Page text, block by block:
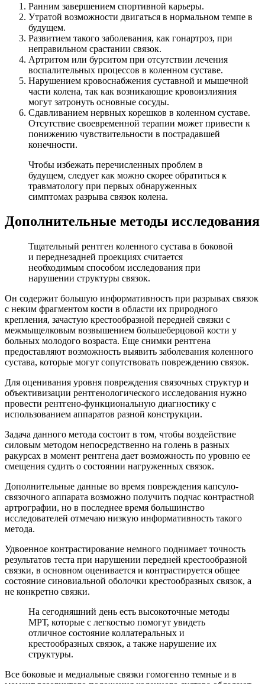
Ранним завершением спортивной карьеры.
Утратой возможности двигаться в нормальном темпе в
будущем.
Развитием такого заболевания, как гонартроз, при
неправильном срастании связок.
Артритом или бурситом при отсутствии лечения
воспалительных процессов в коленном суставе.
Нарушением кровоснабжения суставной и мышечной
части колена, так как возникающие кровоизлияния
могут затронуть основные сосуды.
Сдавливанием нервных корешков в коленном суставе.
Отсутствие своевременной терапии может привести к
понижению чувствительности в пострадавшей
конечности.
Чтобы избежать перечисленных проблем в
будущем, следует как можно скорее обратиться к
травматологу при первых обнаруженных
симптомах разрыва связок колена.
Дополнительные методы исследования
Тщательный рентген коленного сустава в боковой
и переднезадней проекциях считается
необходимым способом исследования при
нарушении структуры связок.
Он содержит большую информативность при разрывах связок
с неким фрагментом кости в области их природного
крепления, зачастую крестообразной передней связки с
межмыщелковым возвышением большеберцовой кости у
больных молодого возраста. Еще снимки рентгена
предоставляют возможность выявить заболевания коленного
сустава, которые могут сопутствовать повреждению связок.
Для оценивания уровня повреждения связочных структур и
объективизации рентгенологического исследования нужно
провести рентгено-функциональную диагностику с
использованием аппаратов разной конструкции.
Задача данного метода состоит в том, чтобы воздействие
силовым методом непосредственно на голень в разных
ракурсах в момент рентгена дает возможность по уровню ее
смещения судить о состоянии нагруженных связок.
Дополнительные данные во время повреждения капсуло-
связочного аппарата возможно получить подчас контрастной
артрографии, но в последнее время большинство
исследователей отмечаю низкую информативность такого
метода.
Удвоенное контрастирование немного поднимает точность
результатов теста при нарушении передней крестообразной
связки, в основном оценивается и контрастируется общее
состояние синовиальной оболочки крестообразных связок, а
не конкретно связки.
На сегодняшний день есть высокоточные методы
МРТ, которые с легкостью помогут увидеть
отличное состояние коллатеральных и
крестообразных связок, а также нарушение их
структуры.
Все боковые и медиальные связки гомогенно темные и в